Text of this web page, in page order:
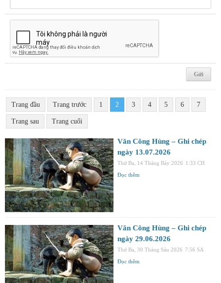
Trang đầu Trang trước 1 2 3 4 5 6 7
Trang sau Trang cuối
Văn Công Hùng – Ghi chép
ngày 13.07.2026
Thứ Ba, 14 Tháng Bảy 2026 1:33 CH
Đọc thêm
Văn Công Hùng – Ghi chép
ngày 29.06.2026
Thứ Ba, 30 Tháng Sáu 2026 7:56 SA
Đọc thêm